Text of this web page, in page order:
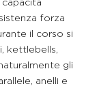
forza
il corso si
kettlebells,
gli
anelli e